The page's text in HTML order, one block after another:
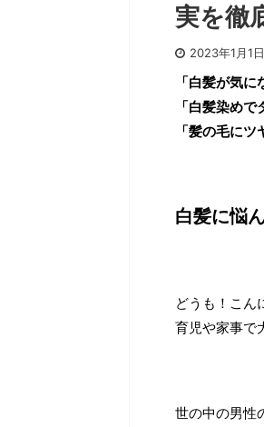
実を徹
2023年1月1日
「白髪が気に
「白髪染め
「髪の毛に
白髪に悩
どうも！こん
育児や家事で
世の中の男性